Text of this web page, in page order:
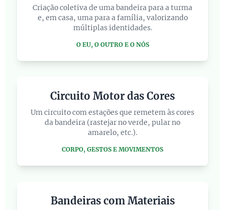
Criação coletiva de uma bandeira para a turma
e, em casa, uma para a família, valorizando
múltiplas identidades.
O EU, O OUTRO E O NÓS
Circuito Motor das Cores
Um circuito com estações que remetem às cores
da bandeira (rastejar no verde, pular no
amarelo, etc.).
CORPO, GESTOS E MOVIMENTOS
Bandeiras com Materiais